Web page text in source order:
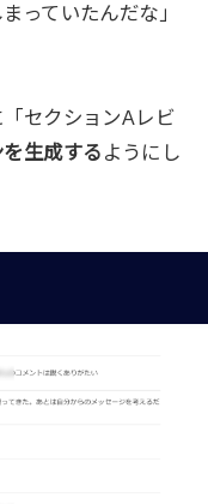
っていたんだな」
セクションAレビ
生成する ようにし